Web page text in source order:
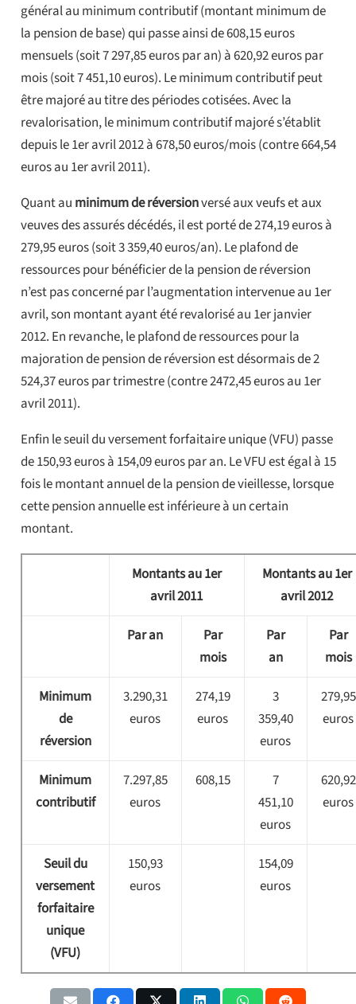
général au minimum contributif (montant minimum de
la pension de base) qui passe ainsi de 608,15 euros
mensuels (soit 7 297,85 euros par an) à 620,92 euros par
mois (soit 7 451,10 euros). Le minimum contributif peut
être majoré au titre des périodes cotisées. Avec la
revalorisation, le minimum contributif majoré s’établit
depuis le 1er avril 2012 à 678,50 euros/mois (contre 664,54
euros au 1er avril 2011).
Quant au minimum de réversionversé aux veufs et aux
veuves des assurés décédés, il est porté de 274,19 euros à
279,95 euros (soit 3 359,40 euros/an). Le plafond de
ressources pour bénéficier de la pension de réversion
n’est pas concerné par l’augmentation intervenue au 1er
avril, son montant ayant été revalorisé au 1er janvier
2012. En revanche, le plafond de ressources pour la
majoration de pension de réversion est désormais de 2
524,37 euros par trimestre (contre 2472,45 euros au 1er
avril 2011).
Enfin le seuil du versement forfaitaire unique (VFU) passe
de 150,93 euros à 154,09 euros par an. Le VFU est égal à 15
fois le montant annuel de la pension de vieillesse, lorsque
cette pension annuelle est inférieure à un certain
montant.
Montants au 1er
avril 2011
Montants au 1er
avril 2012
Par an
Par
mois
Par
an
Par
mois
Minimum
de
réversion
3.290,31
euros
274,19
euros
3
359,40
euros
279,95
euros
Minimum
contributif
7.297,85
euros
608,15
7
451,10
euros
620,92
euros
Seuil du
versement
forfaitaire
unique
(VFU)
150,93
euros
154,09
euros